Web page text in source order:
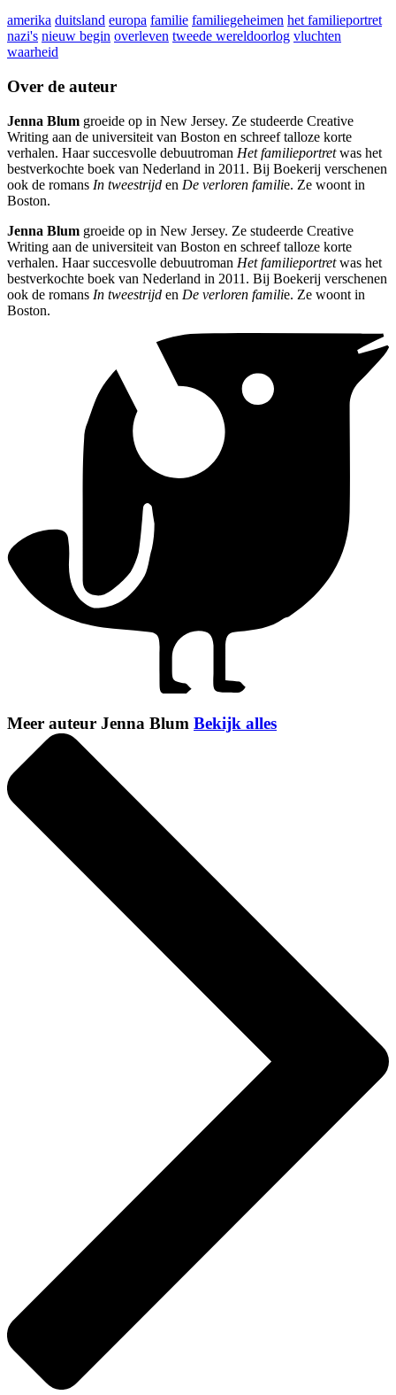
amerika duitsland europa familie familiegeheimen het familieportret
nazi's nieuw begin overleven tweede wereldoorlog vluchten
waarheid
Over de auteur
Jenna Blum groeide op in New Jersey. Ze studeerde Creative
Writing aan de universiteit van Boston en schreef talloze korte
verhalen. Haar succesvolle debuutroman Het familieportretwas het
bestverkochte boek van Nederland in 2011. Bij Boekerij verschenen
ook de romans In tweestrijd en De verloren familie. Ze woont in
Boston.
Jenna Blum groeide op in New Jersey. Ze studeerde Creative
Writing aan de universiteit van Boston en schreef talloze korte
verhalen. Haar succesvolle debuutroman Het familieportretwas het
bestverkochte boek van Nederland in 2011. Bij Boekerij verschenen
ook de romans In tweestrijd en De verloren familie. Ze woont in
Boston.
Meer auteur Jenna Blum Bekijk alles